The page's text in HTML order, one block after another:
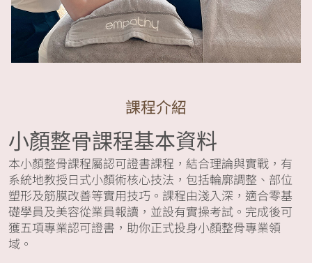
課程介紹
小顏整骨課程基本資料
本小顏整骨課程屬認可證書課程，結合理論與實戰，有
系統地教授日式小顏術核心技法，包括輪廓調整、部位
塑形及筋膜改善等實用技巧。課程由淺入深，適合零基
礎學員及美容從業員報讀，並設有實操考試。完成後可
獲五項專業認可證書，助你正式投身小顏整骨專業領
域。